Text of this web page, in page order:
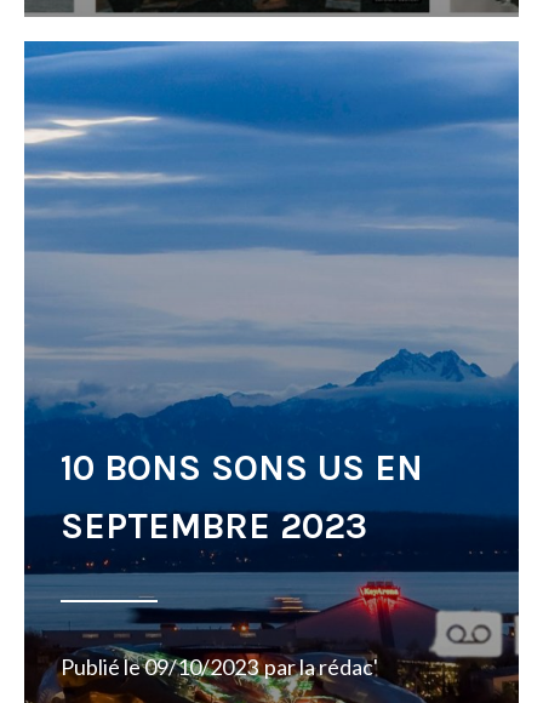
10 BONS SONS US EN
SEPTEMBRE 2023
Publié le09/10/2023 parla rédac'